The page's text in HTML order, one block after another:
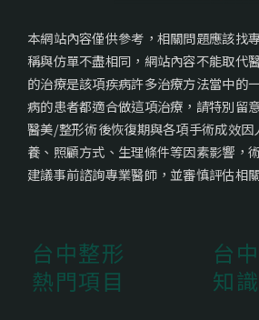
本網站內容僅供參考，相關問題應該找
稱與仿單不盡相同，網站內容不能取代
的治療是該項疾病許多治療方法當中的
病的患者都適合做這項治療，請特別留
醫美/整形術後恢復期與各項手術成效因
養、照顧方式、生理條件等因素影響，
建議事前諮詢專業醫師，並審慎評估相
台中整形
熱門項目
台
知